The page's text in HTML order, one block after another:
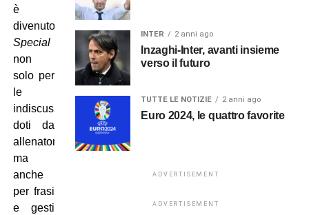
è
divenuto
Special
non
solo per
le
indiscusse
doti da
allenatore,
ma
anche
per frasi
e gesti
INTER 2 anni ago
Inzaghi-Inter, avanti insieme
verso il futuro
TUTTE LE NOTIZIE 2 anni ago
Euro 2024, le quattro favorite
ADVERTISEMENT
ADVERTISEMENT